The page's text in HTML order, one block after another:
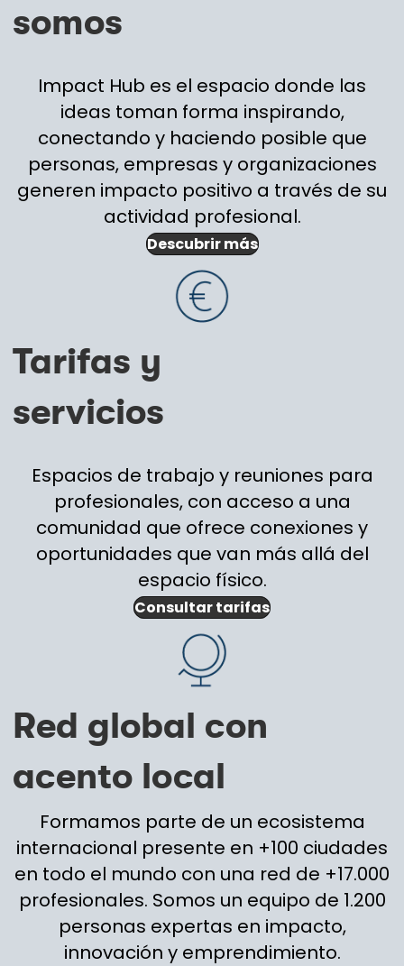
somos
Impact Hub es el espacio donde las
ideas toman forma inspirando,
conectando y haciendo posible que
personas, empresas y organizaciones
generen impacto positivo a través de su
actividad profesional.
Descubrir más
Tarifas y
servicios
Espacios de trabajo y reuniones para
profesionales, con acceso a una
comunidad que ofrece conexiones y
oportunidades que van más allá del
espacio físico.
Consultar tarifas
Red global con
acento local
Formamos parte de un ecosistema
internacional presente en +100 ciudades
en todo el mundo con una red de +17.000
profesionales. Somos un equipo de 1.200
personas expertas en impacto,
innovación y emprendimiento.